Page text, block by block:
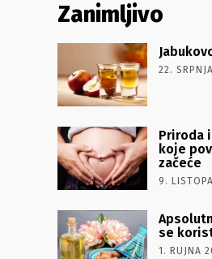
Zanimljivo
22.
Priroda
koje
začeće
9.
se
1. RUJNA